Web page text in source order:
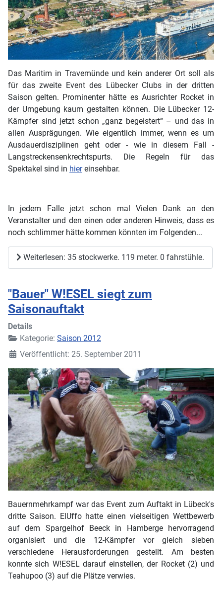
Das Maritim in Travemünde und kein anderer Ort soll als
für das zweite Event des Lübecker Clubs in der dritten
Saison gelten. Prominenter hätte es Ausrichter Rocket in
der Umgebung kaum gestalten können. Die Lübecker 12-
Kämpfer sind jetzt schon „ganz begeistert“ – und das in
allen Ausprägungen. Wie eigentlich immer, wenn es um
Ausdauerdisziplinen geht oder - wie in diesem Fall -
Langstreckensenkrechtspurts. Die Regeln für das
Spektakel sind in hiereinsehbar.
In jedem Falle jetzt schon mal Vielen Dank an den
Veranstalter und den einen oder anderen Hinweis, dass es
noch schlimmer hätte kommen könnten im Folgenden...
Weiterlesen: 35 stockwerke. 119 meter. 0 fahrstühle.
"Bauer" W!ESEL siegt zum
Saisonauftakt
Details
Kategorie: Saison 2012
Veröffentlicht: 25. September 2011
Bauernmehrkampf war das Event zum Auftakt in Lübeck's
dritte Saison. ElUffo hatte einen vielseitigen Wettbewerb
auf dem Spargelhof Beeck in Hamberge hervorragend
organisiert und die 12-Kämpfer vor gleich sieben
verschiedene Herausforderungen gestellt. Am besten
konnte sich W!ESEL darauf einstellen, der Rocket (2) und
Teahupoo (3) auf die Plätze verwies.